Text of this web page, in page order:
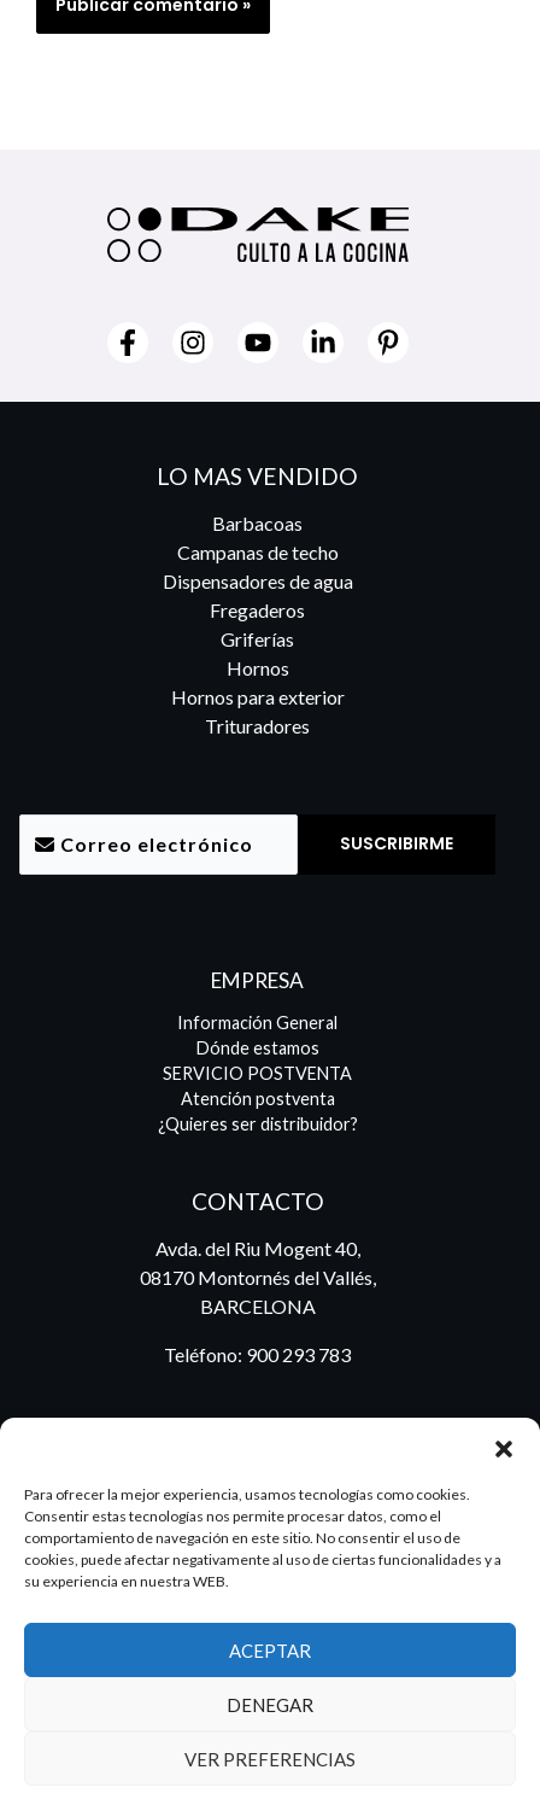
Para ofrecer la mejor experiencia, usamos tecnologías como cookies.
Consentir estas tecnologías nos permite procesar datos, como el
comportamiento de navegación en este sitio. No consentir el uso de
cookies, puede afectar negativamente al uso de ciertas funcionalidades y a
su experiencia en nuestra WEB.
ACEPTAR
DENEGAR
VER PREFERENCIAS
LO MAS VENDIDO
Barbacoas
Campanas de techo
Dispensadores de agua
Fregaderos
Griferías
Hornos
Hornos para exterior
Trituradores
EMPRESA
Información General
Dónde estamos
SERVICIO POSTVENTA
Atención postventa
¿Quieres ser distribuidor?
CONTACTO
Avda. del Riu Mogent 40,
08170 Montornés del Vallés,
BARCELONA
Teléfono: 900 293 783
2026 Dake. Todos los derechos reservados.